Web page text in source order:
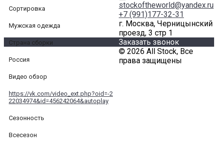
Сортировка
Мужская одежда
Страна сборки
Россия
Видео обзор
https://vk.com/video_ext.php?oid=-2
22034974&id=456242064&autoplay
Сезонность
Всесезон
stockoftheworld@yandex.ru
+7 (991)177-32-31
г. Москва, Черницынский
проезд, 3 стр 1
Заказать звонок
© 2026 All Stock, Все
права защищены